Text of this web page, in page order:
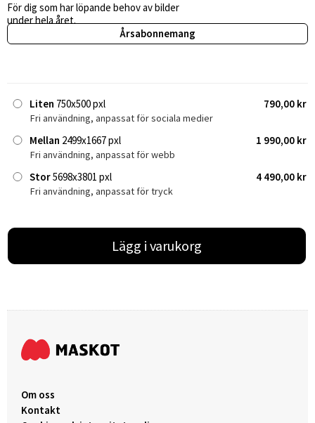
För dig som har löpande behov av bilder
under hela året.
Årsabonnemang
Liten 750x500 pxl 790,00 kr
Fri användning, anpassat för sociala medier
Mellan 2499x1667 pxl 1 990,00 kr
Fri användning, anpassat för webb
Stor5698x3801 pxl 4 490,00 kr
Fri användning, anpassat för tryck
Lägg i varukorg
Om oss
Kontakt